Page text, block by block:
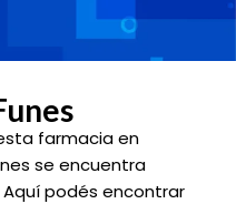
farmacia en
se encuentra
Aquí podés encontrar